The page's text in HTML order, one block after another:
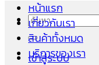
ค้นหา:
เข้าสู่ระบบ
หน้าแรก
เกี่ยวกับเรา
สินค้าทั้งหมด
บริการของเรา